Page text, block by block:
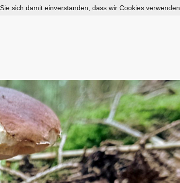
sich damit einverstanden, dass wir Cookies verwenden.